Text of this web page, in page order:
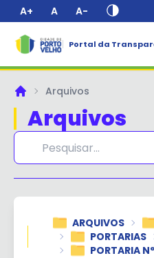
A+ A A-
Portal da
PrincipalArquivos
Arquivos
ARQUIVOS
PORTARIAS
PORTARIA
✕